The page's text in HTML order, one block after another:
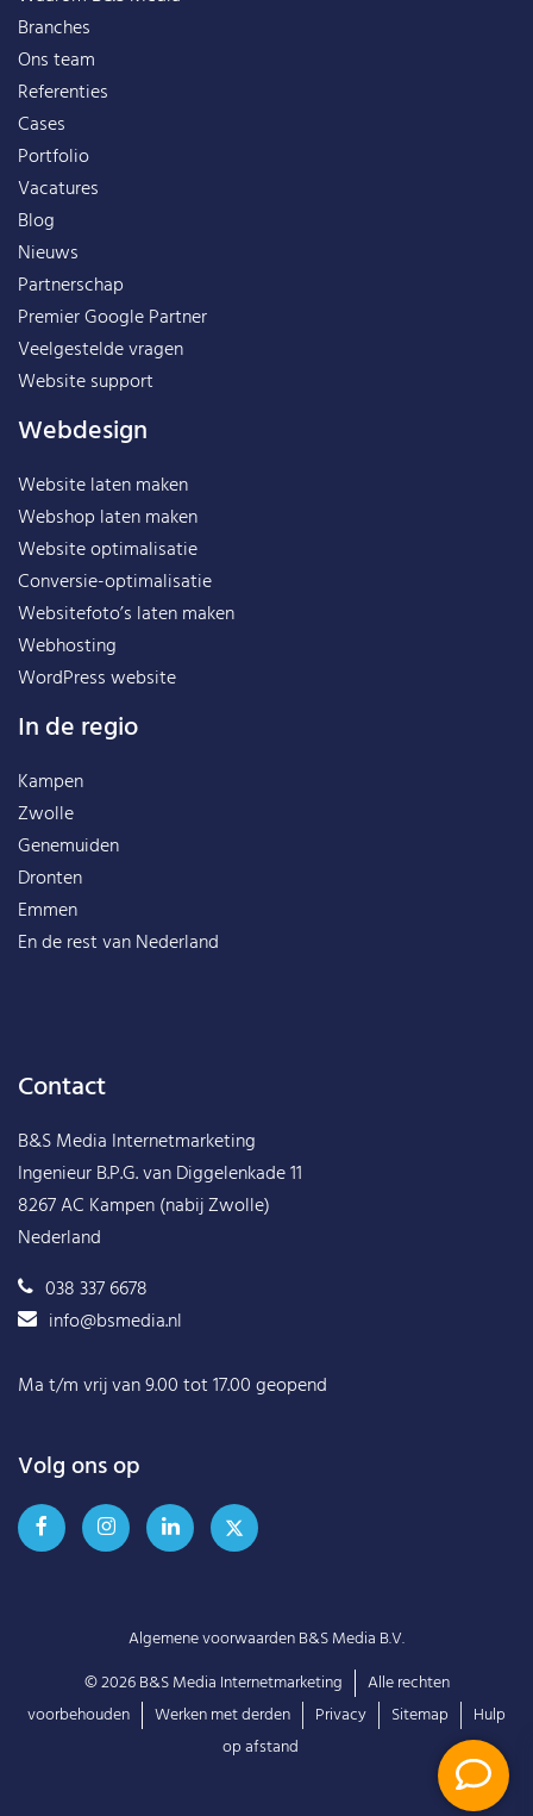
Branches
Ons team
Referenties
Cases
Portfolio
Vacatures
Blog
Nieuws
Partnerschap
Premier Google Partner
Veelgestelde vragen
Website support
Webdesign
Website laten maken
Webshop laten maken
Website optimalisatie
Conversie-optimalisatie
Websitefoto’s laten maken
Webhosting
WordPress website
In de regio
Kampen
Zwolle
Genemuiden
Dronten
Emmen
En de rest vanNederland
Contact
B&S Media Internetmarketing
Ingenieur B.P.G. van Diggelenkade 11
8267 AC Kampen (nabij Zwolle)
Nederland
038 337 6678
info@bsmedia.nl
Ma t/m vrij van 9.00 tot 17.00 geopend
Volg ons op
Algemene voorwaarden B&S Media B.V.
© 2026B&S Media Internetmarketing
Alle rechten
voorbehouden
Werken met derden Privacy Sitemap
Hulp
op afstand